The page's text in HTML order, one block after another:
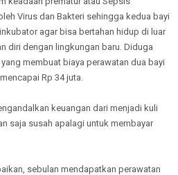
Virus dan Bakteri sehingga kedua bayi
agar bisa bertahan hidup di luar
diri dengan lingkungan baru. Diduga
membuat biaya perawatan dua bayi
Rp 34 juta.
keuangan dari menjadi kuli
saja susah apalagi untuk membayar
sebulan mendapatkan perawatan